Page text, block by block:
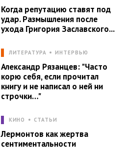
Когда репутацию ставят под
удар. Размышления после
ухода Григория Заславского...
ЛИТЕРАТУРА ИНТЕРВЬЮ
Александр Рязанцев: "Часто
корю себя, если прочитал
книгу и не написал о ней ни
строчки…"
КИНО СТАТЬИ
Лермонтов как жертва
сентиментальности